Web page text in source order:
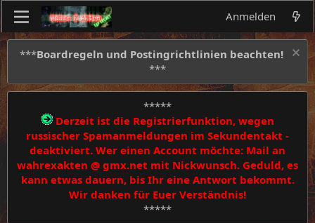
Anmelden
***Boardregeln und Postingrichtlinien beachten!
***
*****
Derzeit ist die Registrierfunktion, wegen
russischer Spamanmeldungen im Sekundentakt -
deaktiviert. Wer einen Account möchte: Mail an
wahrexakten @ gmx.net mit Nickwunsch. Geduld, es
kann etwas dauern, bis Ihr eine Antwort bekommt.
Wir danken für Euer Verständnis!
*****